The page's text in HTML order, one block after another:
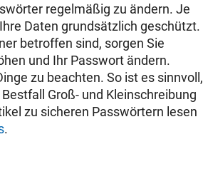
regelmäßig zu ändern. Je
Daten grundsätzlich geschützt.
betroffen sind, sorgen Sie
und Ihr Passwort ändern.
zu beachten. So ist es sinnvoll,
Groß- und Kleinschreibung
zu sicheren Passwörtern lesen
.